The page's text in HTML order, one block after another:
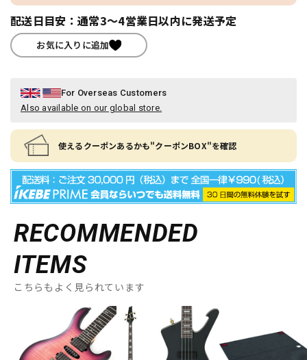
配送日目安：通常3～4営業日以内に発送予定
お気に入りに追加
For Overseas Customers
Also available on our global store.
使えるクーポンあるかも"クーポンBOX"を確認
RECOMMENDED
ITEMS
こちらもよく見られています